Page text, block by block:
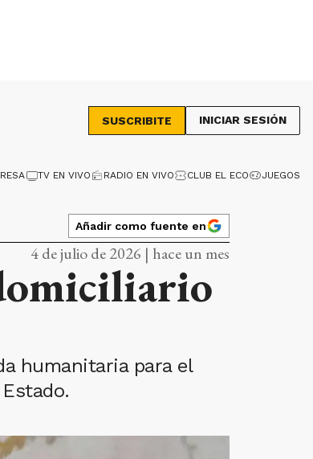
SUSCRIBITE INICIAR SESIÓN
TV EN VIVO RADIO EN VIVO CLUB EL ECO JUEGOS
Añadir como fuente en
4 de julio de 2026 | hace un mes
humanitaria para el